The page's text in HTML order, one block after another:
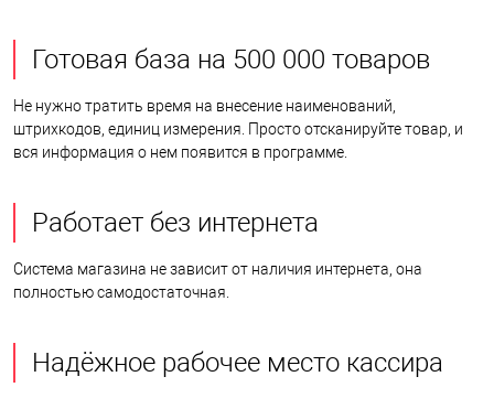
Готовая база на 500 000 товаров
Не нужно тратить время на внесение наименований,
штрихкодов, единиц измерения. Просто отсканируйте товар, и
вся информация о нем появится в программе.
Работает без интернета
Система магазина не зависит от наличия интернета, она
полностью самодостаточная.
Надёжное рабочее место кассира